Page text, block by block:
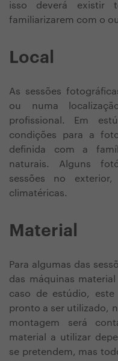
isso deverá existir
familiarizarem com o
Local
As sessões
ou numa
profissional. Em
condições para a
definida com a
naturais. Alguns
sessões no
climatéricas.
Material
Para algumas das
das máquinas
caso de estúdio,
pronto a ser utilizado,
montagem será
material a utilizar
se pretendem, mas